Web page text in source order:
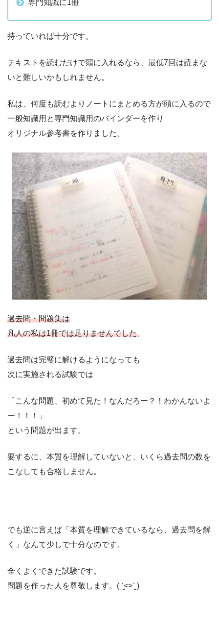
専門知識に1冊
持っていれば十分です。
テキストを読むだけで頭に入れるなら、最低7回は読まな
いと難しいかもしれません。
私は、何度も読むよりノートにまとめる方が頭に入るので
一般知識用と専門知識用のバインダーを作り
オリジナル参考書を作りました。
過去問・問題集は
凡人の私は1冊では足りませんでした。
過去問は完璧に解けるようになっても
次に実施される試験では
「こんな問題、初めて見た！なんだろー？！わかんないよ
ー！！！」
という問題が出ます。
要するに、本質を理解していないと、いくら過去問の数を
こなしても合格しません。
でも逆に言えば「本質を理解できているなら、過去問を解
く」なんて少しで十分なのです。
全くよくできた試験です。
問題を作った人を尊敬します。( ˊ̱˂˃ˋ̱ )